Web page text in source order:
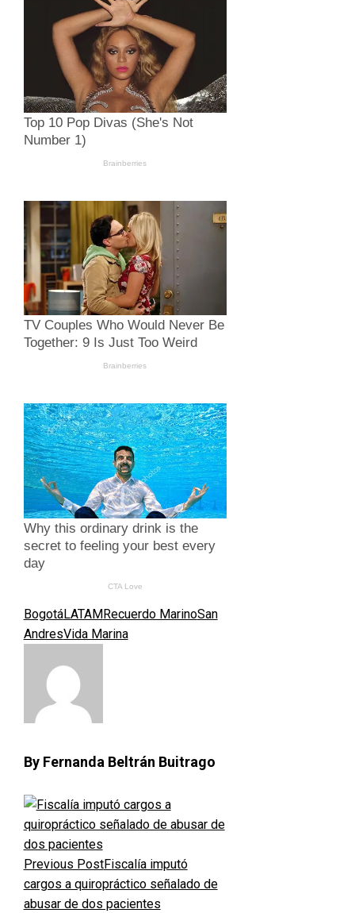
BogotáLATAMRecuerdo MarinoSan
AndresVida Marina
By Fernanda Beltrán Buitrago
Previous PostFiscalía imputó
cargos a quiropráctico señalado de
abusar de dos pacientes